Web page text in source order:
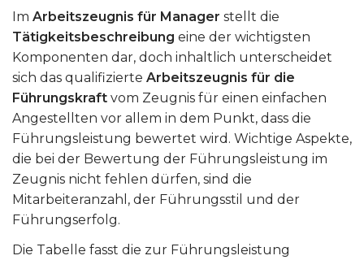
Im Arbeitszeugnis für Manager stellt die
Tätigkeitsbeschreibung eine der wichtigsten
Komponenten dar, doch inhaltlich unterscheidet
sich das qualifizierte Arbeitszeugnis für die
Führungskraft vom Zeugnis für einen einfachen
Angestellten vor allem in dem Punkt, dass die
Führungsleistung bewertet wird. Wichtige Aspekte,
die bei der Bewertung der Führungsleistung im
Zeugnis nicht fehlen dürfen, sind die
Mitarbeiteranzahl, der Führungsstil und der
Führungserfolg.
Die Tabelle fasst die zur Führungsleistung